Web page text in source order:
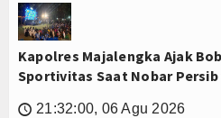
Kapolres Majalengka Ajak
Sportivitas Saat Nobar Persib
🕔 21:32:00, 06 Agu 2026